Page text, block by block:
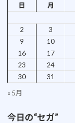
日
月
2
3
9
10
16
17
23
24
30
31
« 5月
今日の“セガ”